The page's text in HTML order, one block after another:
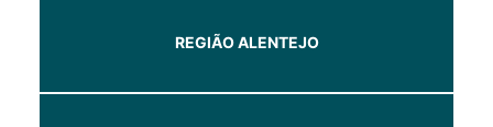
REGIÃO ALENTEJO